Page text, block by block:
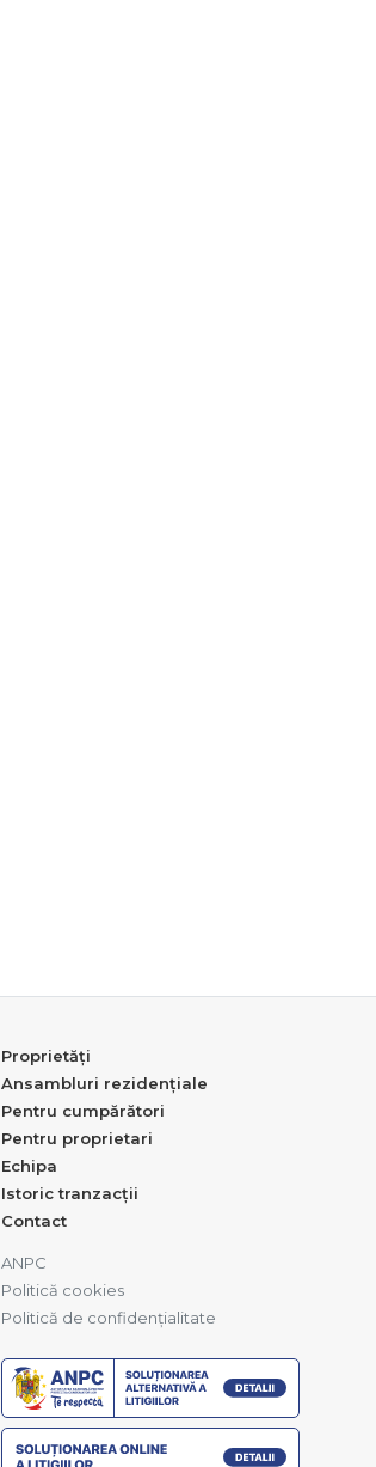
Proprietăți
Ansambluri rezidențiale
Pentru cumpărători
Pentru proprietari
Echipa
Istoric tranzacții
Contact
ANPC
Politică cookies
Politică de confidențialitate